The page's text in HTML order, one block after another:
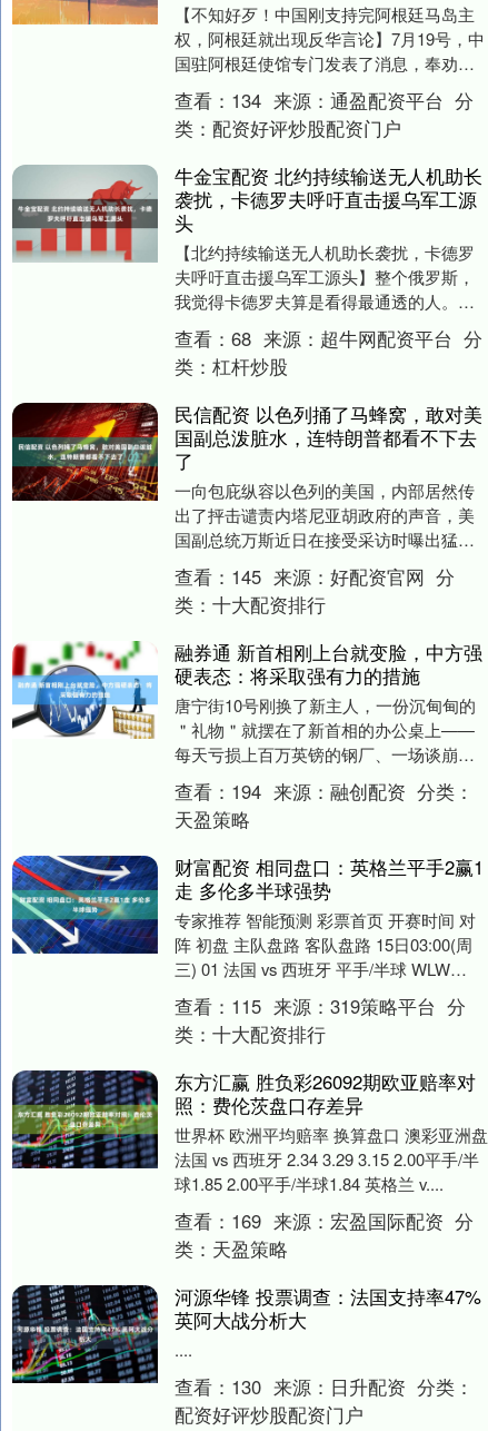
【不知好歹！中国刚支持完阿根廷马岛主
权，阿根廷就出现反华言论】7月19号，中
国驻阿根廷使馆专门发表了消息，奉劝有
关方面马上停止相关谣言的炒作。 我国使
馆之所以发....
查看： 134 来源： 通盈配资平台 分
类： 配资好评炒股配资门户
牛金宝配资 北约持续输送无人机助长
袭扰，卡德罗夫呼吁直击援乌军工源
头
【北约持续输送无人机助长袭扰，卡德罗
夫呼吁直击援乌军工源头】整个俄罗斯，
我觉得卡德罗夫算是看得最通透的人。他
近期公开提议，直接出手打击那些给乌克
兰输送武器的北约....
查看： 68 来源： 超牛网配资平台 分
类： 杠杆炒股
民信配资 以色列捅了马蜂窝，敢对美
国副总泼脏水，连特朗普都看不下去
了
一向包庇纵容以色列的美国，内部居然传
出了抨击谴责内塔尼亚胡政府的声音，美
国副总统万斯近日在接受采访时曝出猛
料，称以色列政府内部某些势力，正在出
巨资抹黑他，只为破....
查看： 145 来源： 好配资官网 分
类： 十大配资排行
融券通 新首相刚上台就变脸，中方强
硬表态：将采取强有力的措施
唐宁街10号刚换了新主人，一份沉甸甸的
＂礼物＂就摆在了新首相的办公桌上——
每天亏损上百万英镑的钢厂、一场谈崩了
的跨国投资纠纷，还有中方接连两天的强
硬表态。安迪伯....
查看： 194 来源： 融创配资 分类：
天盈策略
财富配资 相同盘口：英格兰平手2赢1
走 多伦多半球强势
专家推荐 智能预测 彩票首页 开赛时间 对
阵 初盘 主队盘路 客队盘路 15日03:00(周
三) 01 法国 vs 西班牙 平手/半球 WLW
WLW 16日0....
查看： 115 来源： 319策略平台 分
类： 十大配资排行
东方汇赢 胜负彩26092期欧亚赔率对
照：费伦茨盘口存差异
世界杯 欧洲平均赔率 换算盘口 澳彩亚洲盘
法国 vs 西班牙 2.34 3.29 3.15 2.00平手/半
球1.85 2.00平手/半球1.84 英格兰 v....
查看： 169 来源： 宏盈国际配资 分
类： 天盈策略
河源华锋 投票调查：法国支持率47%
英阿大战分析大
....
查看： 130 来源： 日升配资 分类：
配资好评炒股配资门户